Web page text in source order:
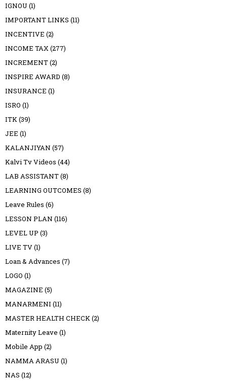
IGNOU (1)
IMPORTANT LINKS (11)
INCENTIVE (2)
INCOME TAX(277)
INCREMENT(2)
INSPIRE AWARD (8)
INSURANCE (1)
ISRO (1)
ITK(39)
JEE (1)
KALANJIYAN (57)
Kalvi Tv Videos (44)
LAB ASSISTANT(8)
LEARNING OUTCOMES (8)
Leave Rules (6)
LESSON PLAN (116)
LEVEL UP (3)
LIVE TV(1)
Loan & Advances (7)
LOGO (1)
MAGAZINE (5)
MANARMENI (11)
MASTER HEALTH CHECK(2)
Maternity Leave (1)
Mobile App (2)
NAMMA ARASU (1)
NAS (12)